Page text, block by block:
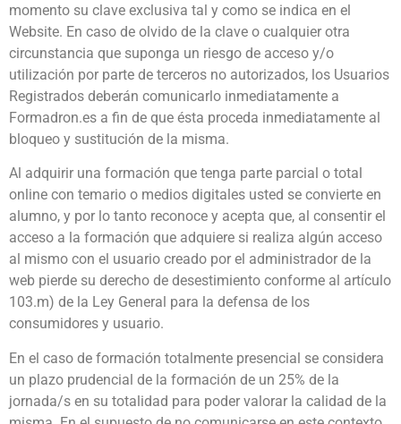
momento su clave exclusiva tal y como se indica en el
Website. En caso de olvido de la clave o cualquier otra
circunstancia que suponga un riesgo de acceso y/o
utilización por parte de terceros no autorizados, los Usuarios
Registrados deberán comunicarlo inmediatamente a
Formadron.es a fin de que ésta proceda inmediatamente al
bloqueo y sustitución de la misma.
Al adquirir una formación que tenga parte parcial o total
online con temario o medios digitales usted se convierte en
alumno, y por lo tanto reconoce y acepta que, al consentir el
acceso a la formación que adquiere si realiza algún acceso
al mismo con el usuario creado por el administrador de la
web pierde su derecho de desestimiento conforme al artículo
103.m) de la Ley General para la defensa de los
consumidores y usuario.
En el caso de formación totalmente presencial se considera
un plazo prudencial de la formación de un 25% de la
jornada/s en su totalidad para poder valorar la calidad de la